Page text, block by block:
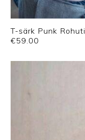
T-särk Punk
€59.00